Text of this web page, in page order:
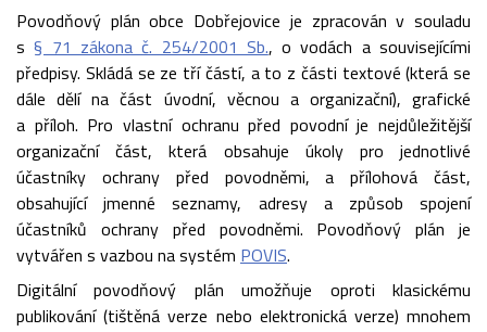
Povodňový plán obce Dobřejovice je zpracován v souladu
s§ 71 zákona č. 254/2001 Sb., o vodách a souvisejícími
předpisy. Skládá se ze tří částí, a to z části textové (která se
dále dělí na část úvodní, věcnou a organizační), grafické
a příloh. Pro vlastní ochranu před povodní je nejdůležitější
organizační část, která obsahuje úkoly pro jednotlivé
účastníky ochrany před povodněmi, a přílohová část,
obsahující jmenné seznamy, adresy a způsob spojení
účastníků ochrany před povodněmi. Povodňový plán je
vytvářen s vazbou na systém POVIS.
Digitální povodňový plán umožňuje oproti klasickému
publikování (tištěná verze nebo elektronická verze) mnohem